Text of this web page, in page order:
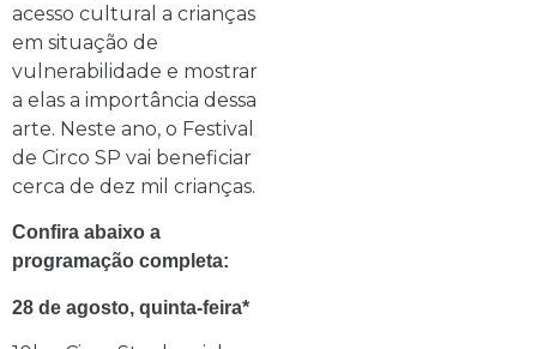
acesso cultural a crianças
em situação de
vulnerabilidade e mostrar
a elas a importância dessa
arte. Neste ano, o Festival
de Circo SP vai beneficiar
cerca de dez mil crianças.
Confira abaixo a
programação completa:
28 de agosto, quinta-feira*